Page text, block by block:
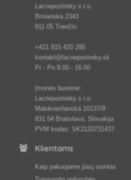
Lacnepostreky s.r.o.
Brnianska 2343
911 05 Trenčín
+421 915 420 295
kontakt@lacnepostreky.sk
Pr - Pn 9:00 - 16:00
Įmonės buveinė:
Lacnepostreky s.r.o.
Malokrasňanská 10137/8
831 54 Bratislava, Slovakija
PVM kodas: SK2120731437
Klientams
Kaip pakuojame jūsų siuntas